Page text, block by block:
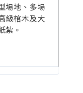
場地、多場
級棺木及大
紮。